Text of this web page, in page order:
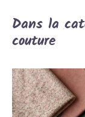
Dans la
couture